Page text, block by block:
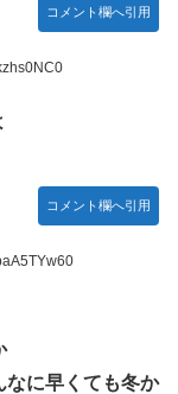
リーブ巨乳！！
んとの最高の夜
先取りしすぎてい
！
ド=ネテロさん、
付きムービーを
コメント欄へ引用
コメント欄へ引用
なに早くても冬か